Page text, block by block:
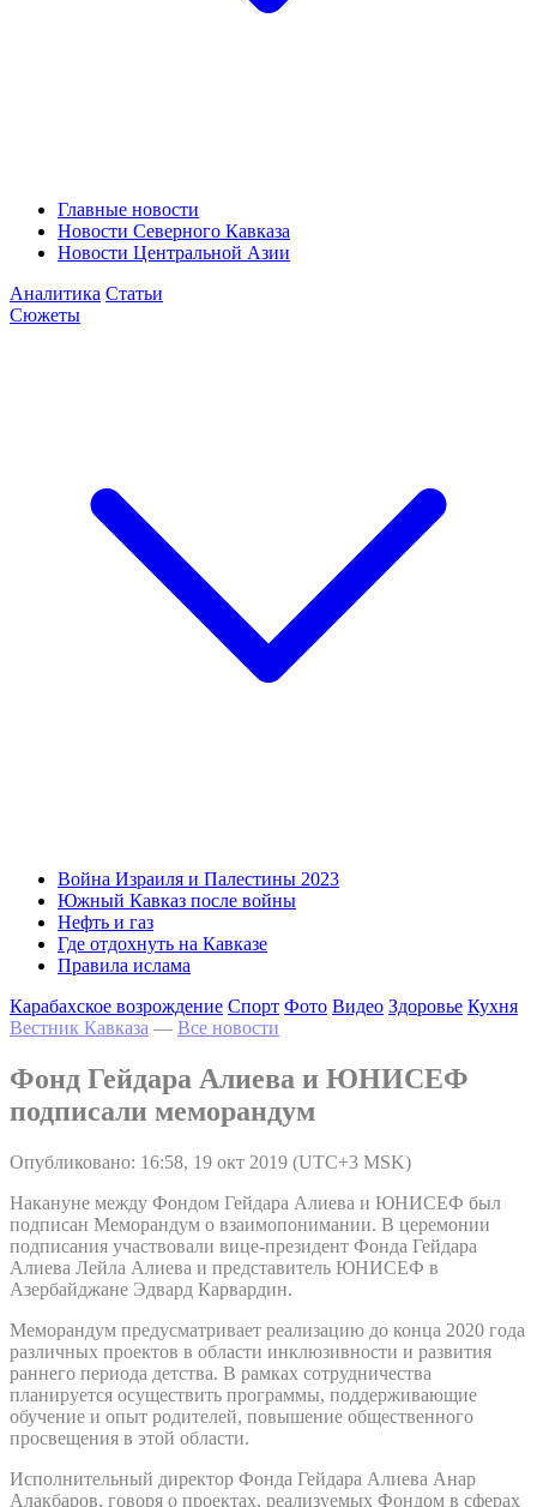
Главные новости
Новости Северного Кавказа
Новости Центральной Азии
Аналитика Статьи
Сюжеты
Война Израиля и Палестины 2023
Южный Кавказ после войны
Нефть и газ
Где отдохнуть на Кавказе
Правила ислама
Карабахское возрождение Спорт Фото Видео Здоровье Кухня
Вестник Кавказа — Все новости
Фонд Гейдара Алиева и ЮНИСЕФ
подписали меморандум
Опубликовано: 16:58, 19 окт 2019 (UTC+3 MSK)
Накануне между Фондом Гейдара Алиева и ЮНИСЕФ был
подписан Меморандум о взаимопонимании. В церемонии
подписания участвовали вице-президент Фонда Гейдара
Алиева Лейла Алиева и представитель ЮНИСЕФ в
Азербайджане Эдвард Карвардин.
Меморандум предусматривает реализацию до конца 2020 года
различных проектов в области инклюзивности и развития
раннего периода детства. В рамках сотрудничества
планируется осуществить программы, поддерживающие
обучение и опыт родителей, повышение общественного
просвещения в этой области.
Исполнительный директор Фонда Гейдара Алиева Анар
Алакбаров, говоря о проектах, реализуемых Фондом в сферах